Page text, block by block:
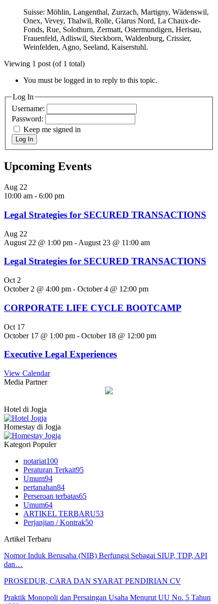
Suisse: Möhlin, Langenthal, Zurzach, Martigny, Wädenswil,
Onex, Vevey, Thalwil, Rolle, Glarus Nord, La Chaux-de-
Fonds, Rue, Solothurn, Zermatt, Ostermundigen, Herisau,
Frauenfeld, Adliswil, Steckborn, Waldenburg, Crissier,
Weinfelden, Agno, Seeland, Kaiserstuhl.
Viewing 1 post (of 1 total)
You must be logged in to reply to this topic.
Log In
Username:
Password:
Keep me signed in
Log In
Upcoming Events
Aug 22
10:00 am - 6:00 pm
Legal Strategies for SECURED TRANSACTIONS
Aug 22
August 22 @ 1:00 pm - August 23 @ 11:00 am
Legal Strategies for SECURED TRANSACTIONS
Oct 2
October 2 @ 4:00 pm - October 4 @ 12:00 pm
CORPORATE LIFE CYCLE BOOTCAMP
Oct 17
October 17 @ 1:00 pm - October 18 @ 12:00 pm
Executive Legal Experiences
View Calendar
Media Partner
Hotel di Jogja
Homestay di Jogja
Kategori Populer
notariat100
Peraturan Terkait95
Umum94
pertanahan84
Perseroan terbatas65
Umum64
ARTIKEL TERBARU53
Perjanjian / Kontrak50
Artikel Terbaru
Nomor Induk Berusaha (NIB) Berfungsi Sebagai SIUP, TDP, API
dan…
PROSEDUR, CARA DAN SYARAT PENDIRIAN CV
Praktik Monopoli dan Persaingan Usaha Menurut UU No. 5 Tahun